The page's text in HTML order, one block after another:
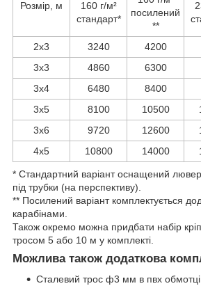
Розмір, м
160 г/м²
стандарт*
посилений
**
2х3
3240 4200
3х3
4860 6300
3х4
6480 8400
3х5
8100 10500
3х6
9720 12600
4х5
10800 14000
* Стандартний варіант оснащений
під трубки (на перспективу).
** Посилений варіант комплектується
карабінами.
Також окремо можна придбати набір
тросом 5 або 10 м у комплекті.
Можлива також додаткова
Сталевий трос ф3 мм в пвх